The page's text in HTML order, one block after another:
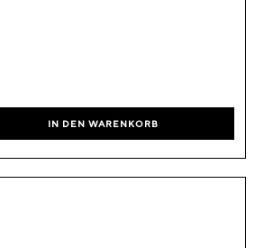
IN DEN WARENKORB